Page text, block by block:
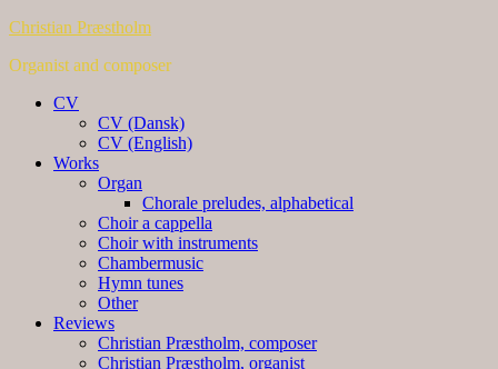
Christian Præstholm
Organist and composer
CV
CV (Dansk)
CV (English)
Works
Organ
Chorale preludes, alphabetical
Choir a cappella
Choir with instruments
Chambermusic
Hymn tunes
Other
Reviews
Christian Præstholm, composer
Christian Præstholm, organist